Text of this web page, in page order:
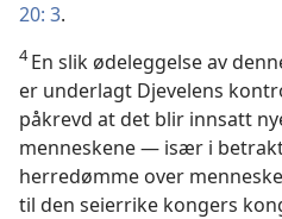
20: 3.
4En slik ødeleggelse av
er underlagt Djevelens
påkrevd at det blir innsatt
menneskene — især i
herredømme over
til den seierrike kongers